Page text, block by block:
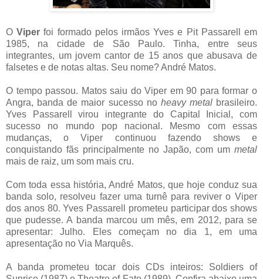
OViper foi formado pelos irmãos Yves e Pit Passarell em
1985, na cidade de São Paulo. Tinha, entre seus
integrantes, um jovem cantor de 15 anos que abusava de
falsetes e de notas altas. Seu nome? André Matos.
O tempo passou. Matos saiu do Viper em 90 para formar o
Angra, banda de maior sucesso no heavy metalbrasileiro.
Yves Passarell virou integrante do Capital Inicial, com
sucesso no mundo pop nacional. Mesmo com essas
mudanças, o Viper continuou fazendo shows e
conquistando fãs principalmente no Japão, com um metal
mais de raiz, um som mais cru.
Com toda essa história, André Matos, que hoje conduz sua
banda solo, resolveu fazer uma turnê para reviver o Viper
dos anos 80. Yves Passarell prometeu participar dos shows
que pudesse. A banda marcou um mês, em 2012, para se
apresentar: Julho. Eles começam no dia 1, em uma
apresentação no Via Marquês.
A banda prometeu tocar dois CDs inteiros: Soldiers of